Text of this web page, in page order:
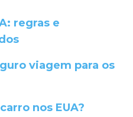
regras e
viagem para os
nos EUA?